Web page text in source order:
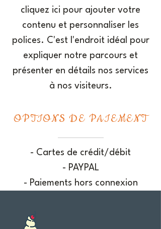
cliquez ici pour ajouter votre
contenu et personnaliser les
polices. C'est l'endroit idéal pour
expliquer notre parcours et
présenter en détails nos services
à nos visiteurs.
OPTIONS DE PAIEMENT
- Cartes de crédit/débit
- PAYPAL
- Paiements hors connexion